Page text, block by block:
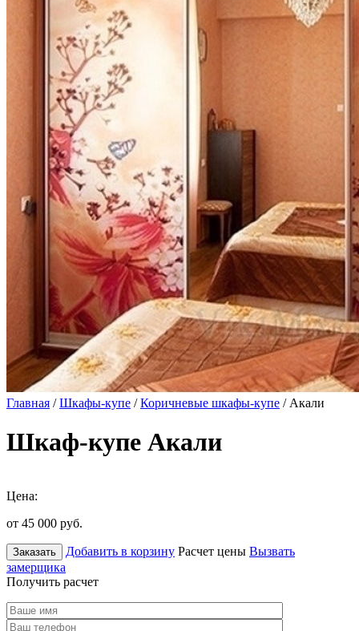
Главная /Шкафы-купе /Коричневые шкафы-купе / Акали
Шкаф-купе Акали
Цена:
от 45 000 руб.
Заказать Добавить в корзину Расчет цены Вызвать
замерщика
Получить расчет